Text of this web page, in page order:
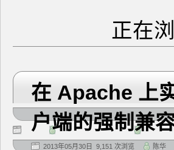
正在
在 Apache 上
户端的强制兼
2013年05月30日 9,151 次浏览 陈华